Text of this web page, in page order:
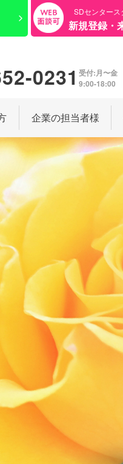
SDセンター
新規登録・
0231受付:月〜金
9:00-18:00
企業の担当者様